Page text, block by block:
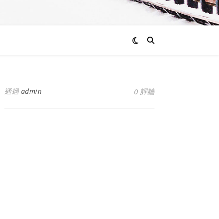
通過 admin 0 評論